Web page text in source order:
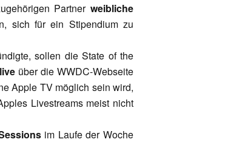
Partner weibliche
sich für ein Stipendium zu
sollen die State of the
live über die WWDC-Webseite
Apple TV möglich sein wird,
Livestreams meist nicht
im Laufe der Woche